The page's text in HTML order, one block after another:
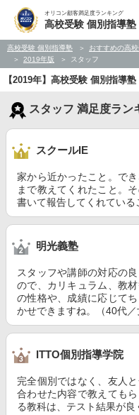
オリコン顧客満足度ランキング
高校受験 個別指導塾
高校受験 個別指導塾
おすすめの高
2019年版
スタッフ
【2019年】高校受験 個別指導
スタッフ 満足度ラン
スクールIE
家から近かったこと。で
まで教えてくれたこと。
書いて報告してくれている
明光義塾
スタッフや講師の対応の
ので、カリキュラム、教
の性格や、成績に応じて
かせできますね。（40代／
ITTO個別指導学院
完全個別ではなく、友人
合わせた内容で教えても
る教科は、テスト結果が良